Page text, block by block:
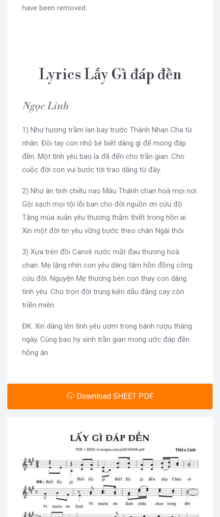
have been removed.
Lyrics Lấy Gì đáp đền
Ngọc Linh
1) Như hương trầm lan bay trước Thánh Nhan Cha từ
nhân. Đôi tay con nhỏ bé biết dâng gì để mong đáp
đền. Một tình yêu bao la đã đến cho trần gian. Cho
cuộc đời con vui bước tới trao dâng từ đây.
2) Như ân tình chiều nao Máu Thánh chan hoà mọi nơi.
Gội sạch mọi tội lỗi ban cho đời nguồn ơn cứu độ.
Tặng mùa xuân yêu thương thắm thiết trong hồn ai.
Xin một đời tin yêu vững bước theo chân Ngài thôi.
3) Xưa trên đồi Canvê nước mắt đau thương hoà
chan. Mẹ lặng nhìn con yêu dâng tâm hồn đồng công
cứu đời. Nguyện Mẹ thương bên con thay con dâng
tình yêu. Cho trọn đời trung kiên dẫu đắng cay còn
triền miên.
ĐK. Xin dâng lên tình yêu ươm trong bánh rượu tháng
ngày. Cùng bao hy sinh trần gian mong ước đáp đền
hồng ân.
Download SHEET PDF